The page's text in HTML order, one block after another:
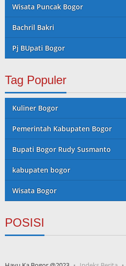
Wisata Puncak Bogor
Bachril Bakri
Pj BUpati Bogor
Tag Populer
Kuliner Bogor
Pemerintah Kabupaten Bogor
Bupati Bogor Rudy Susmanto
kabupaten bogor
Wisata Bogor
POSISI